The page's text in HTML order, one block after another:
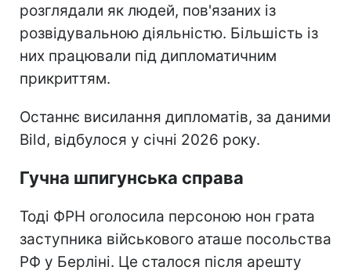
розглядали як людей, пов'язаних із
розвідувальною діяльністю. Більшість із
них працювали під дипломатичним
прикриттям.
Останнє висилання дипломатів, за даними
Bild, відбулося у січні 2026 року.
Гучна шпигунська справа
Тоді ФРН оголосила персоною нон грата
заступника військового аташе посольства
РФ у Берліні. Це сталося після арешту